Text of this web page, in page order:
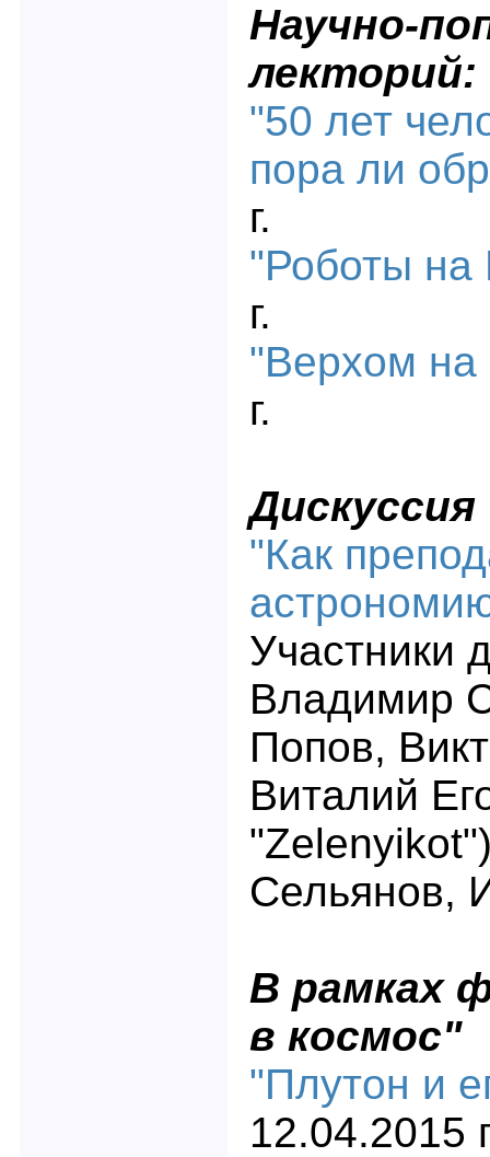
Научно-
лекторий:
"50 лет
пора ли
г.
"Роботы
г.
"Верхом
г.
Дискуссия
"Как
Участники
Владимир
Попов,
Виталий
Сельянов,
В рамках
в космос"
"Плутон и
12.04.2015